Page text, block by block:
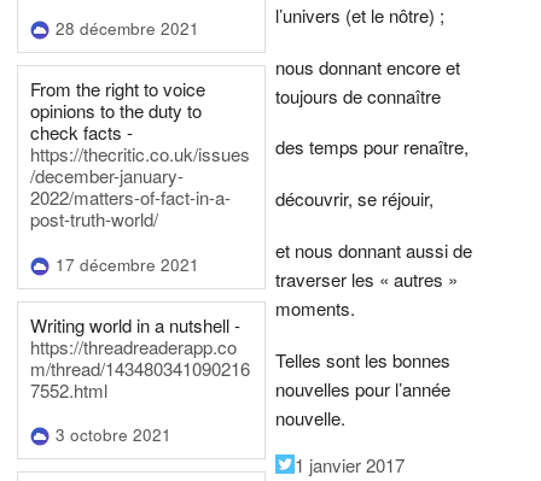
28 décembre 2021
From the right to voice
opinions to the duty to
check facts -
https://thecritic.co.uk/issues
/december-january-
2022/matters-of-fact-in-a-
post-truth-world/
17 décembre 2021
Writing world in a nutshell -
https://threadreaderapp.co
m/thread/143480341090216
7552.html
3 octobre 2021
l’univers (et le nôtre) ;
nous donnant encore et
toujours de connaître
des temps pour renaître,
découvrir, se réjouir,
et nous donnant aussi de
traverser les « autres »
moments.
Telles sont les bonnes
nouvelles pour l’année
nouvelle.
1 janvier 2017